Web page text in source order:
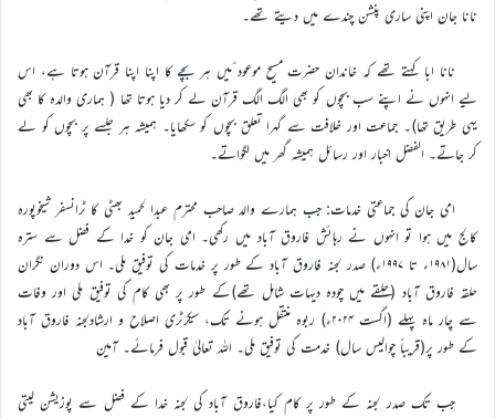
نانا جان اپنی ساری پنشن چندے میں دیتے تھے۔
نانا ابا کہتے تھے کہ خاندان حضرت مسیح موعود ؑمیں ہر بچے کا اپنا اپنا قرآن ہوتا ہے، اس
لیے انہوں نے اپنے سب بچوں کو بھی الگ الگ قرآن لے کر دیا ہوتا تھا ( ہماری والدہ کا بھی
یہی طریق تھا)۔ جماعت اور خلافت سے گہرا تعلق بچوں کو سکھایا۔ ہمیشہ ہر جلسے پر بچوں کو لے
کر جاتے۔ الفضل اخبار اور رسائل ہمیشہ گھر میں لگواتے۔
امی جان کی جماعتی خدمات: جب ہمارے والد صاحب محترم عبدا لحمید بھٹی کا ٹرانسفر شیخوپورہ
کالج میں ہوا تو انہوں نے رہائش فاروق آباد میں رکھی۔ امی جان کو خدا کے فضل سے سترہ
سال(۱۹۸۱ء تا ۱۹۹۷ء) صدر لجنہ فاروق آباد کے طور پر خدمات کی توفیق ملی۔ اس دوران نگران
حلقہ فاروق آباد (حلقے میں چودہ دیہات شامل تھے)کے طور پر بھی کام کی توفیق ملی اور وفات
سے چار ماہ پہلے (اگست ۲۰۲۴ء) ربوہ منتقل ہونے تک، سیکرٹری اصلاح و ارشادلجنہ فاروق آباد
کے طور پر(قریباً چوالیس سال) خدمت کی توفیق ملی۔ اللہ تعالیٰ قبول فرمائے۔ آمین
جب تک صدر لجنہ کے طور پر کام کیا،فاروق آباد کی لجنہ خدا کے فضل سے پوزیشن لیتی